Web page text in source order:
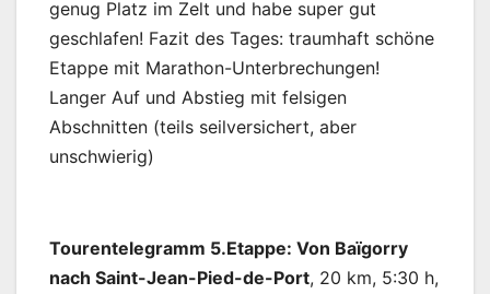
genug Platz im Zelt und habe super gut
geschlafen! Fazit des Tages: traumhaft schöne
Etappe mit Marathon-Unterbrechungen!
Langer Auf und Abstieg mit felsigen
Abschnitten (teils seilversichert, aber
unschwierig)
Tourentelegramm 5.Etappe: Von Baïgorry
nach Saint-Jean-Pied-de-Port, 20 km, 5:30 h,